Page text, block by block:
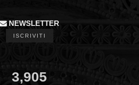
NEWSLETTER
ISCRIVITI
3,905